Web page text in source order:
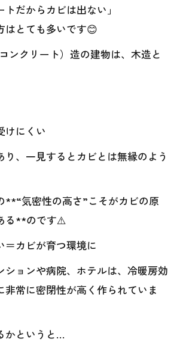
トだからカビは出ない」
はとても多いです😊
ンクリート）造の建物は、木造と
けにくい
り、一見するとカビとは無縁のよう
**“気密性の高さ”こそがカビの原
る**のです⚠️
カビが育つ環境に
ションや病院、ホテルは、冷暖房効
非常に密閉性が高く作られていま
かというと…